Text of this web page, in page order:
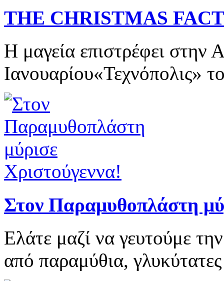
THE CHRISTMAS
Η μαγεία επιστρέφει
Ιανουαρίου«Τεχνόπολις»
Στον Παραμυθοπλάστη
Ελάτε μαζί να γευτούμε
από παραμύθια, γλυκύτατες